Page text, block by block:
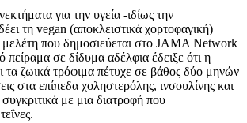
για την υγεία -ιδίως την
τη vegan (αποκλειστικά χορτοφαγική)
που δημοσιεύεται στο JAMA Network
πείραμα σε δίδυμα αδέλφια έδειξε ότι η
τα ζωικά τρόφιμα πέτυχε σε βάθος δύο μηνών
στα επίπεδα χοληστερόλης, ινσουλίνης και
με μια διατροφή που